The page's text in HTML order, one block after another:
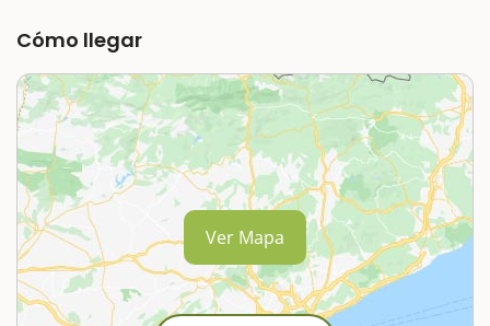
Cómo llegar
Ver Mapa